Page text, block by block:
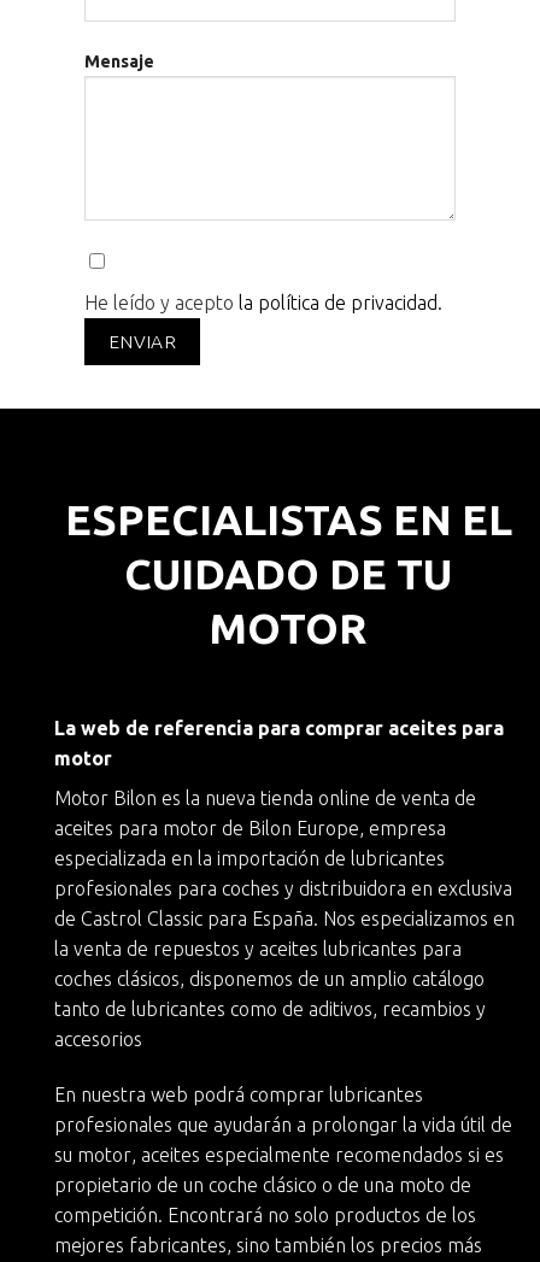
Mensaje
He leído y acepto la política de privacidad.
ESPECIALISTAS EN EL
CUIDADO DE TU
MOTOR
La web de referencia para comprar aceites para
motor
Motor Bilon es la nueva tienda online de venta de
aceites para motor de Bilon Europe, empresa
especializada en la importación de lubricantes
profesionales para coches y distribuidora en exclusiva
de Castrol Classic para España. Nos especializamos en
la venta de repuestos y aceites lubricantes para
coches clásicos, disponemos de un amplio catálogo
tanto de lubricantes como de aditivos, recambios y
accesorios
En nuestra web podrá comprar lubricantes
profesionales que ayudarán a prolongar la vida útil de
su motor , aceites especialmente recomendados si es
propietario de un coche clásico o de una moto de
competición. Encontrará no solo productos de los
mejores fabricantes, sino también los precios más